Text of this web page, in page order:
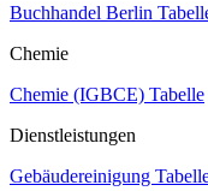
Buchhandel Berlin
Chemie
Chemie (IGBCE) Tabelle
Dienstleistungen
Gebäudereinigung